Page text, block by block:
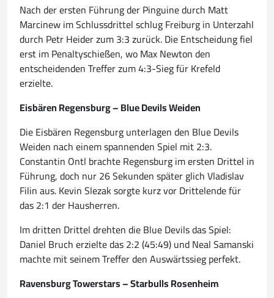
Nach der ersten Führung der Pinguine durch Matt
Marcinew im Schlussdrittel schlug Freiburg in Unterzahl
durch Petr Heider zum 3:3 zurück. Die Entscheidung fiel
erst im Penaltyschießen, wo Max Newton den
entscheidenden Treffer zum 4:3-Sieg für Krefeld
erzielte.
Eisbären Regensburg – Blue Devils Weiden
Die Eisbären Regensburg unterlagen den Blue Devils
Weiden nach einem spannenden Spiel mit 2:3.
Constantin Ontl brachte Regensburg im ersten Drittel in
Führung, doch nur 26 Sekunden später glich Vladislav
Filin aus. Kevin Slezak sorgte kurz vor Drittelende für
das 2:1 der Hausherren.
Im dritten Drittel drehten die Blue Devils das Spiel:
Daniel Bruch erzielte das 2:2 (45:49) und Neal Samanski
machte mit seinem Treffer den Auswärtssieg perfekt.
Ravensburg Towerstars – Starbulls Rosenheim